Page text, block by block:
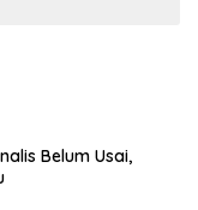
Belum Usai,